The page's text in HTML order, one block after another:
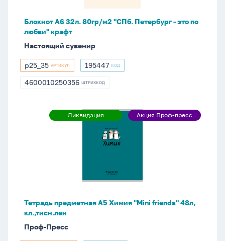
это
по
любви"
крафт
Блокнот А6 32л. 80гр/м2 "СПб. Петербург - это по
любви" крафт
Настоящий сувенир
р25_35
р25_35 АРТИКУЛ 195447
195447 КОД
4600010250356
4600010250356 ШТРИХКОД
Тетрадь
Ликвидация
Ликвидация
Акция
Акция Проф-пресс
Тетрадь предметная А5 Химия "Mini friends" 48л,
кл.,тисн.лен
Проф-Пресс